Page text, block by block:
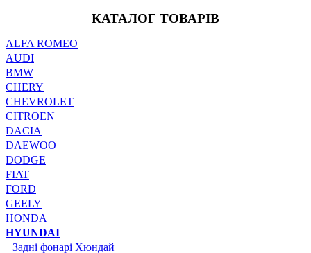
КАТАЛОГ ТОВАРІВ
ALFA ROMEO
AUDI
BMW
CHERY
CHEVROLET
CITROEN
DACIA
DAEWOO
DODGE
FIAT
FORD
GEELY
HONDA
HYUNDAI
Задні фонарі Хюндай